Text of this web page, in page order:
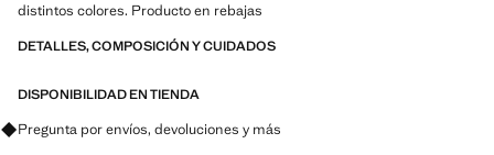
distintos colores. Producto en rebajas
DETALLES, COMPOSICIÓN Y CUIDADOS
DISPONIBILIDAD EN TIENDA
Pregunta por envíos, devoluciones y más